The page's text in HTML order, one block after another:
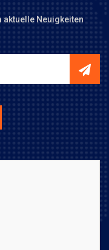
aktuelle Neuigkeiten